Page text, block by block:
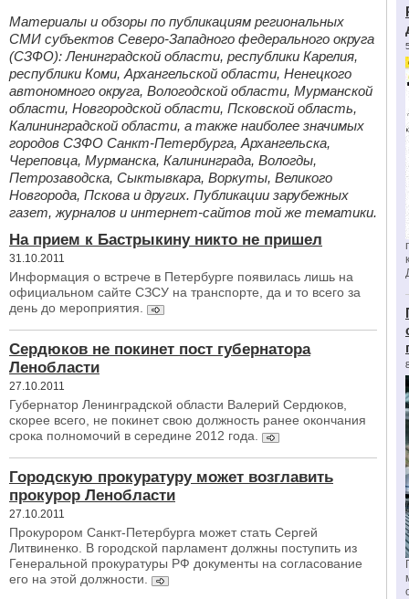
Материалы и обзоры по публикациям региональных
СМИ субъектов Северо-Западного федерального округа
(СЗФО): Ленинградской области, республики Карелия,
республики Коми, Архангельской области, Ненецкого
автономного округа, Вологодской области, Мурманской
области, Новгородской области, Псковской область,
Калининградской области, а также наиболее значимых
городов СЗФО Санкт-Петербурга, Архангельска,
Череповца, Мурманска, Калининграда, Вологды,
Петрозаводска, Сыктывкара, Воркуты, Великого
Новгорода, Пскова и других. Публикации зарубежных
газет, журналов и интернет-сайтов той же тематики.
На прием к Бастрыкину никто не пришел
31.10.2011
Информация о встрече в Петербурге появилась лишь на
официальном сайте СЗСУ на транспорте, да и то всего за
день до мероприятия.
Сердюков не покинет пост губернатора
Ленобласти
27.10.2011
Губернатор Ленинградской области Валерий Сердюков,
скорее всего, не покинет свою должность ранее окончания
срока полномочий в середине 2012 года.
Городскую прокуратуру может возглавить
прокурор Ленобласти
27.10.2011
Прокурором Санкт-Петербурга может стать Сергей
Литвиненко. В городской парламент должны поступить из
Генеральной прокуратуры РФ документы на согласование
его на этой должности.